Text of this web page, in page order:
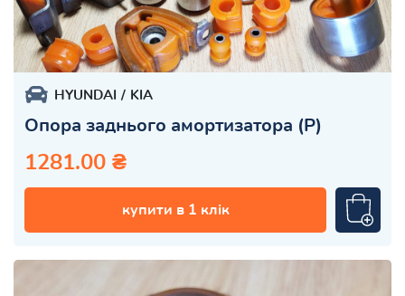
HYUNDAI KIA
Опора заднього амортизатора (Р)
1281.00 ₴
купити в 1 клік